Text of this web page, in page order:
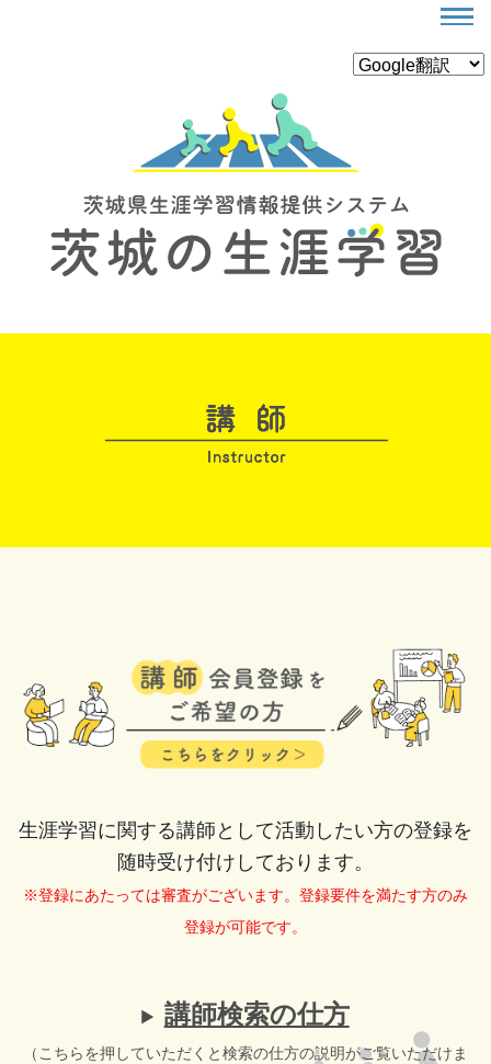
生涯学習に関する講師として活動したい方の登録を
随時受け付けしております。
※登録にあたっては審査がございます。登録要件を満たす方のみ
登録が可能です。
講師検索の仕方
（こちらを押していただくと検索の仕方の説明がご覧いただけま